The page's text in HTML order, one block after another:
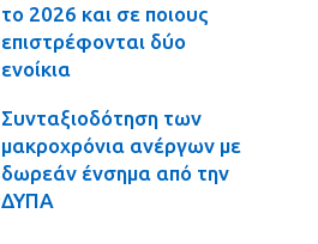
το 2026 και σε ποιους
επιστρέφονται δύο
ενοίκια
Συνταξιοδότηση των
μακροχρόνια ανέργων με
δωρεάν ένσημα από την
ΔΥΠΑ